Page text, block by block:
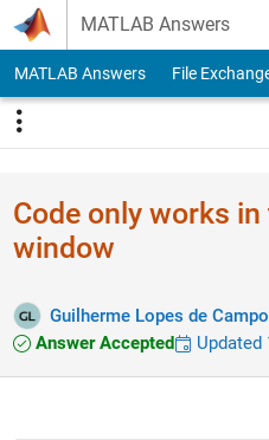
Skip to content
MATLAB Answers
MATLAB Answers File
Code only works
window
Guilherme Lopes de
Answer Accepted
Updated